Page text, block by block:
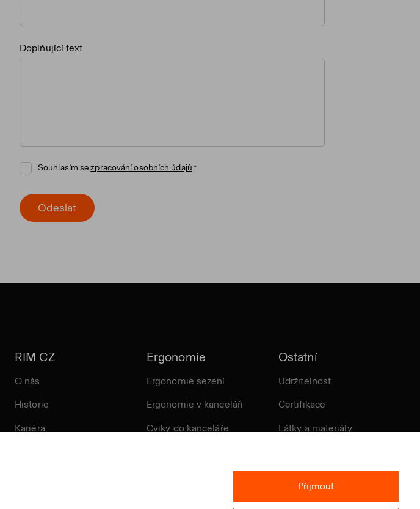
Doplňující text
Souhlasím sezpracování osobních údajů
Odeslat
RIM CZ
O nás
Historie
Kariéra
Ergonomie
Ergonomie sezení
Ergonomie v kanceláři
Cviky do kanceláře
Ostatní
Udržitelnost
Certifikace
Látky a materiály
Přijmout